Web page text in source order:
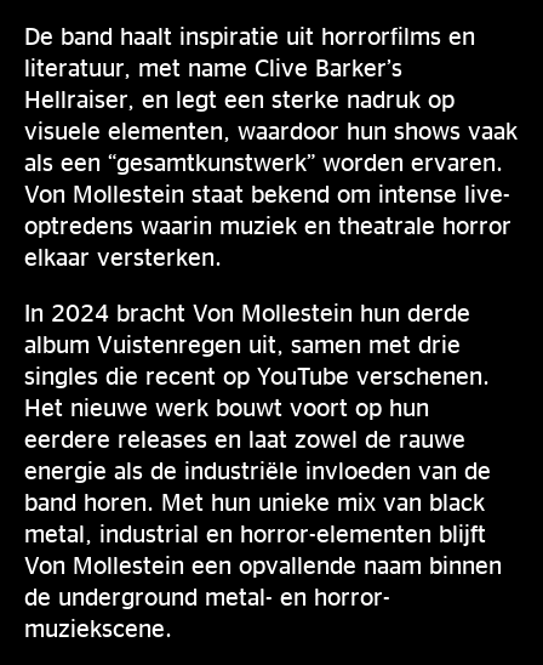
De band haalt inspiratie uit horrorfilms en
literatuur, met name Clive Barker’s
Hellraiser, en legt een sterke nadruk op
visuele elementen, waardoor hun shows vaak
als een “gesamtkunstwerk” worden ervaren.
Von Mollestein staat bekend om intense live-
optredens waarin muziek en theatrale horror
elkaar versterken.
In 2024 bracht Von Mollestein hun derde
album Vuistenregen uit, samen met drie
singles die recent op YouTube verschenen.
Het nieuwe werk bouwt voort op hun
eerdere releases en laat zowel de rauwe
energie als de industriële invloeden van de
band horen. Met hun unieke mix van black
metal, industrial en horror-elementen blijft
Von Mollestein een opvallende naam binnen
de underground metal- en horror-
muziekscene.